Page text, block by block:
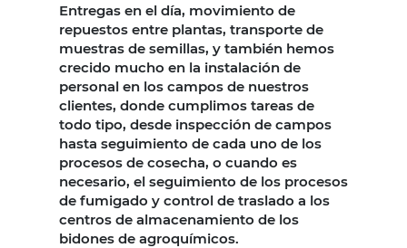
Entregas en el día, movimiento de
repuestos entre plantas, transporte de
muestras de semillas, y también hemos
crecido mucho en la instalación de
personal en los campos de nuestros
clientes, donde cumplimos tareas de
todo tipo, desde inspección de campos
hasta seguimiento de cada uno de los
procesos de cosecha, o cuando es
necesario, el seguimiento de los procesos
de fumigado y control de traslado a los
centros de almacenamiento de los
bidones de agroquímicos.